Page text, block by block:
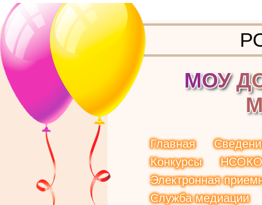
МОУ Д
Главная
Конкурсы
НСОКО
Электронная
Служба медиации